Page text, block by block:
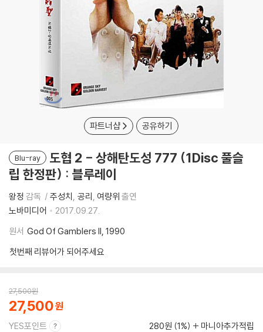
파트너샵 공유하기
Blu-ray
도협 2 - 상해탄도성 777 (1Disc 풀슬
립 한정판) : 블루레이
왕정 감독 주성치 공리 여량위 출연
노바미디어
2017.09.27.
원서 God Of Gamblers II, 1990
첫번째 리뷰어가 되어주세요
27,500원
27,500
YES포인트 280원 (1%) 마니아추가적립